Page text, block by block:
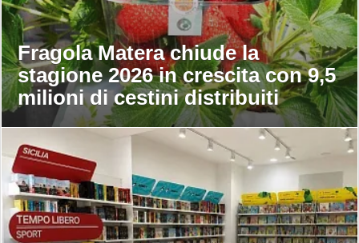
Fragola Matera chiude la
stagione 2026 in crescita con 9,5
milioni di cestini distribuiti